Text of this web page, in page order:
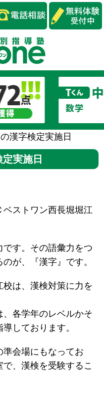
漢字検定実施日
実施日
ストワン西長堀堀江
す。その語彙力をつ
が、『漢字』です。
校は、漢検対策に力を
各学年のレベルかそ
しております。
準会場にもなってお
、漢検を受験するこ